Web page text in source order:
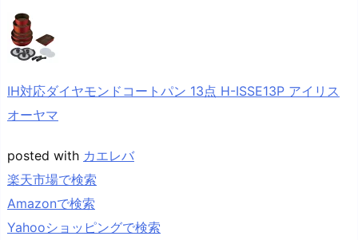
IH対応ダイヤモンドコートパン 13点 H-ISSE13P アイリス
オーヤマ
posted with カエレバ
楽天市場で検索
Amazonで検索
Yahooショッピングで検索